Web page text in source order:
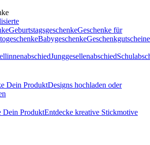
GeburtstagsgeschenkeGeschenke für
BabygeschenkeGeschenkgutscheine
Junggesellenabschied
Dein ProduktDesigns hochladen oder
Dein ProduktEntdecke kreative Stickmotive